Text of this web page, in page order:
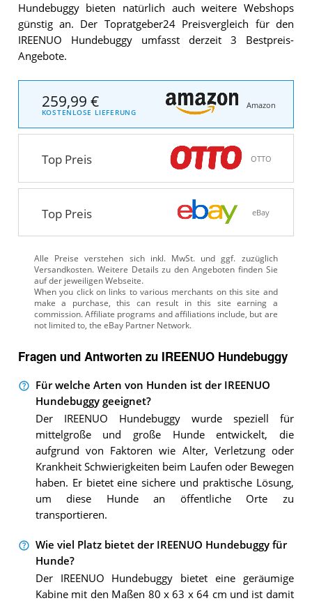
Hundebuggy bieten natürlich auch weitere Webshops
günstig an. Der Topratgeber24 Preisvergleich für den
IREENUO Hundebuggy umfasst derzeit 3 Bestpreis-
Angebote.
259,99 €
KOSTENLOSE LIEFERUNG
Amazon
Top Preis OTTO
Top Preis eBay
Alle Preise verstehen sich inkl. MwSt. und ggf. zuzüglich
Versandkosten. Weitere Details zu den Angeboten finden Sie
auf der jeweiligen Webseite.
Fragen und Antworten zu IREENUO Hundebuggy
Für welche Arten von Hunden ist der IREENUO
Hundebuggy geeignet?
Der IREENUO Hundebuggy wurde speziell für
mittelgroße und große Hunde entwickelt, die
aufgrund von Faktoren wie Alter, Verletzung oder
Krankheit Schwierigkeiten beim Laufen oder Bewegen
haben. Er bietet eine sichere und praktische Lösung,
um diese Hunde an öffentliche Orte zu
transportieren.
Wie viel Platz bietet der IREENUO Hundebuggy für
Hunde?
Der IREENUO Hundebuggy bietet eine geräumige
Kabine mit den Maßen 80 x 63 x 64 cm und ist damit